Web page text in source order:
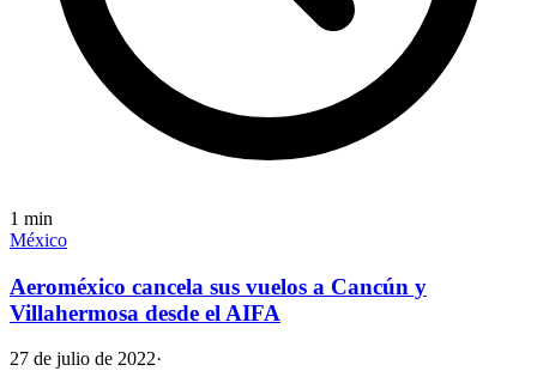
1 min
México
Aeroméxico cancela sus vuelos a Cancún y
Villahermosa desde el AIFA
27 de julio de 2022·